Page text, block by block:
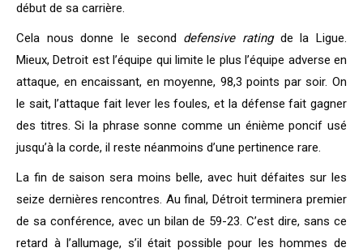
début de sa carrière.
Cela nous donne le second defensive rating de la Ligue.
Mieux, Detroit est l’équipe qui limite le plus l’équipe adverse en
attaque, en encaissant, en moyenne, 98,3 points par soir. On
le sait, l’attaque fait lever les foules, et la défense fait gagner
des titres. Si la phrase sonne comme un énième poncif usé
jusqu’à la corde, il reste néanmoins d’une pertinence rare.
La fin de saison sera moins belle, avec huit défaites sur les
seize dernières rencontres. Au final, Détroit terminera premier
de sa conférence, avec un bilan de 59-23. C’est dire, sans ce
retard à l’allumage, s’il était possible pour les hommes de